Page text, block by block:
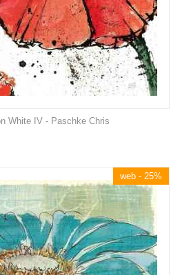
White IV - Paschke Chris
web - 25%